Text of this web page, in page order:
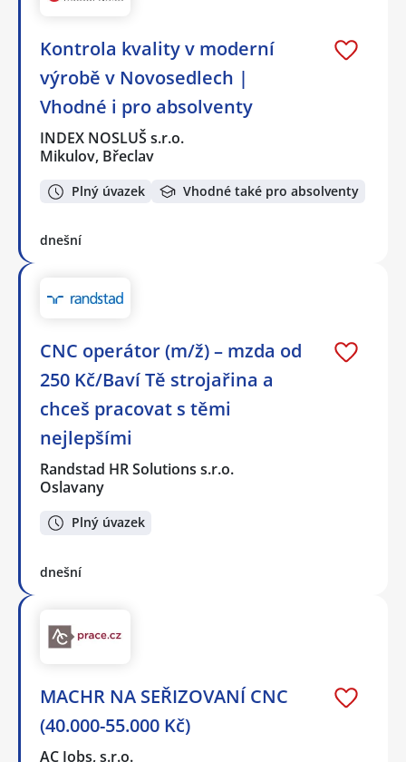
Kontrola kvality v moderní
výrobě v Novosedlech |
Vhodné i pro absolventy
INDEX NOSLUŠ s.r.o.
Mikulov, Břeclav
Plný úvazek Vhodné také pro absolventy
dnešní
CNC operátor (m/ž) – mzda od
250 Kč/Baví Tě strojařina a
chceš pracovat s těmi
nejlepšími
Randstad HR Solutions s.r.o.
Oslavany
Plný úvazek
dnešní
MACHR NA SEŘIZOVANÍ CNC
(40.000-55.000 Kč)
AC Jobs, s.r.o.